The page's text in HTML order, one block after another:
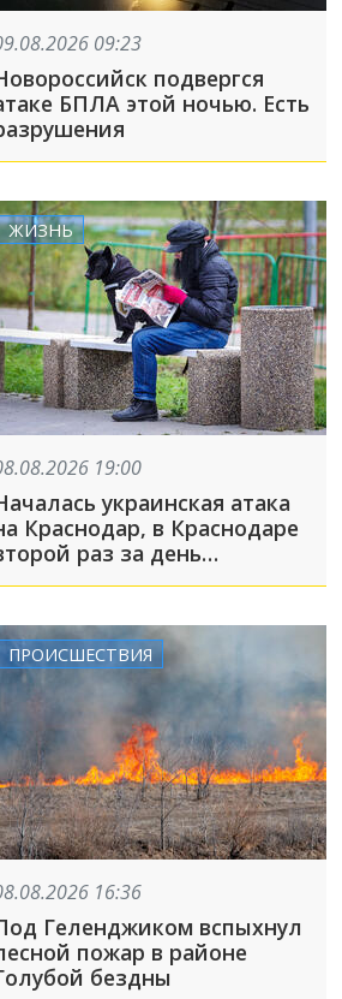
09:23
подвергся
БПЛА этой ночью. Есть
ЖИЗНЬ
19:00
украинская атака
Краснодар, в Краснодаре
раз за день
сирены из-за
ПРОИСШЕСТВИЯ
16:36
Геленджиком вспыхнул
пожар в районе
бездны